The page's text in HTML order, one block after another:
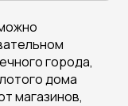
города,
дома
магазинов,